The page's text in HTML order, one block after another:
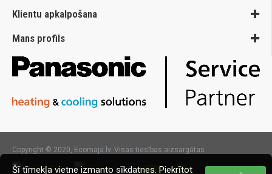
Klientu apkalpošana
Mans profils
Copyright © 2020, Ecomaja.lv. Visas tiesības aizsargātas
Šī tīmekļa vietne izmanto sīkdatnes. Piekrītot